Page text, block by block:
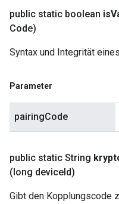
public static boolean is
Code)
Syntax und Integrität
Parameter
pairingCode
public static String
(long deviceId)
Gibt den Kopplungscode